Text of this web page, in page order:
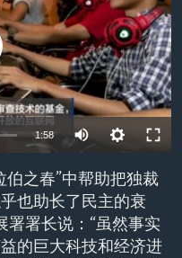
available
1:58
伯之春”中帮助把独裁
也助长了民主的衰
署署长说：“虽然事实
的巨大科技和经济进